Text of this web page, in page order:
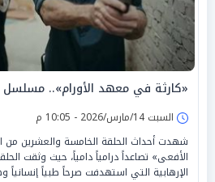
«كارثة في معهد الأورام».. مسلسل
السبت 14/مارس/2026 - 10:05 م
شهدت أحداث الحلقة الخامسة والعشرين
الأفعى» تصاعداً درامياً دامياً، حيث وثقت
الإرهابية التي استهدفت صرحاً طبياً إنسانياً